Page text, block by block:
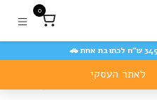
0
הצג הכל
לאתר העסקי